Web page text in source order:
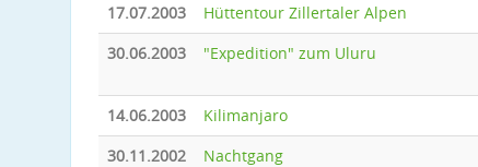
17.07.2003
Hüttentour Zillertaler Alpen
30.06.2003
"Expedition" zum Uluru
14.06.2003 Kilimanjaro
30.11.2002
Nachtgang